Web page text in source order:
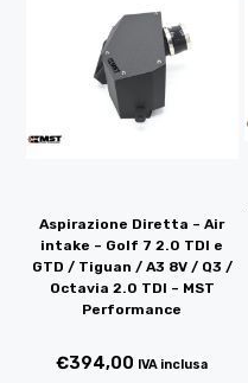
Aspirazione Diretta – Air
intake – Golf 7 2.0 TDI e
GTD / Tiguan / A3 8V / Q3 /
Octavia 2.0 TDI – MST
Performance
€394,00 IVA inclusa